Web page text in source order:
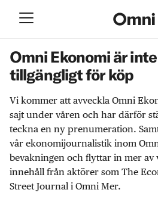
Omni Ekonomi är
tillgängligt för köp
Vi kommer att avveckla Omni
sajt under våren och har därför
teckna en ny prenumeration.
vår ekonomijournalistik inom
bevakningen och flyttar in mer
innehåll från aktörer som The
Street Journal i Omni Mer.